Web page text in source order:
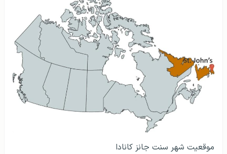
موقعیت شهر سنت جانز کانادا